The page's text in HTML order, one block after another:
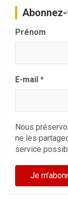
Prénom
E-mail *
Nous
ne les
service